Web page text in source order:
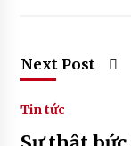
Next Post
Tin tức